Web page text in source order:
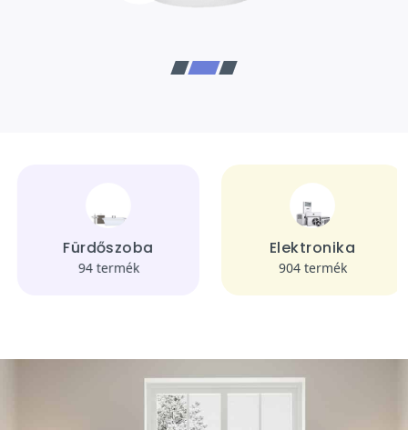
Fürdőszoba
94 termék
Elektronika
904 termék